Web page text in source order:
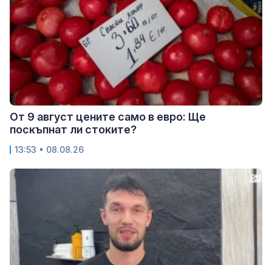
От 9 август цените само в евро: Ще
поскъпнат ли стоките?
13:53 • 08.08.26